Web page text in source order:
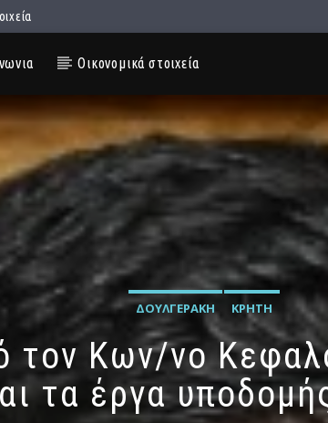
Οικονομικά στοιχεία
ΔΟΥΛΓΕΡΆΚΗ ΚΡΉΤΗ
τον Κων/νο
τα έργα